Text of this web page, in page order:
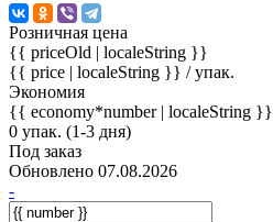
Розничная цена
{{ priceOld | localeString }}
{{ price | localeString }} / упак.
Экономия
{{ economy*number | localeString }}
0 упак. (1-3 дня)
Под заказ
Обновлено 07.08.2026
-